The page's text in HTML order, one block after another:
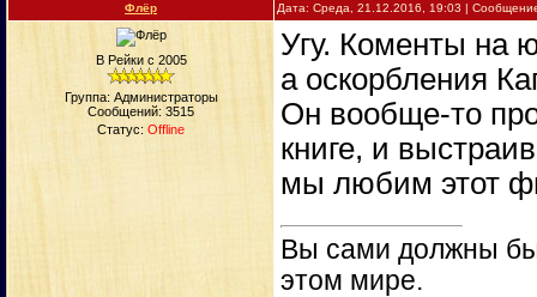
Флёр Дата: Среда, 21.12.2016, 19:03 |
В Рейки с 2005
Группа: Администраторы
Сообщений: 3515
Статус: Offline
Угу. Коменты на
а оскорбления
Он вообще-то
книге, и
мы любим этот
Вы сами должны
этом мире.